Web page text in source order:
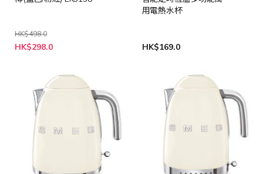
HK$498.0
HK$298.0
用電熱水杯
HK$169.0